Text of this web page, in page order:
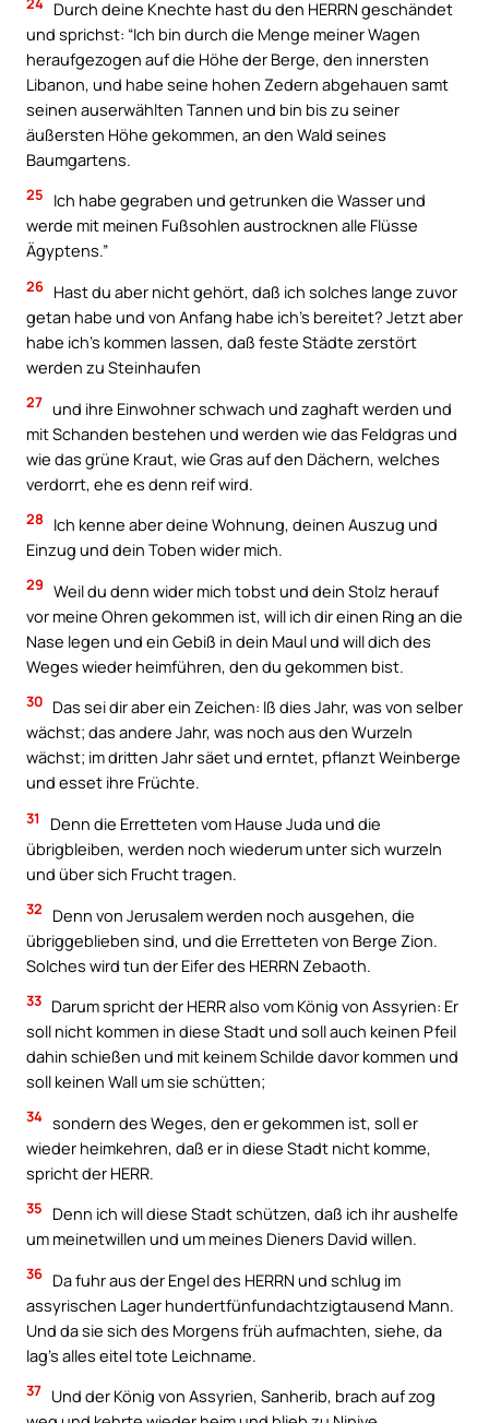
Durch deine Knechte hast du den HERRN geschändet
und sprichst: “Ich bin durch die Menge meiner Wagen
heraufgezogen auf die Höhe der Berge, den innersten
Libanon, und habe seine hohen Zedern abgehauen samt
seinen auserwählten Tannen und bin bis zu seiner
äußersten Höhe gekommen, an den Wald seines
Baumgartens.
25
Ich habe gegraben und getrunken die Wasser und
werde mit meinen Fußsohlen austrocknen alle Flüsse
Ägyptens.”
26 Hast du aber nicht gehört, daß ich solches lange zuvor
getan habe und von Anfang habe ich’s bereitet? Jetzt aber
habe ich’s kommen lassen, daß feste Städte zerstört
werden zu Steinhaufen
27 und ihre Einwohner schwach und zaghaft werden und
mit Schanden bestehen und werden wie das Feldgras und
wie das grüne Kraut, wie Gras auf den Dächern, welches
verdorrt, ehe es denn reif wird.
28
Ich kenne aber deine Wohnung, deinen Auszug und
Einzug und dein Toben wider mich.
29 Weil du denn wider mich tobst und dein Stolz herauf
vor meine Ohren gekommen ist, will ich dir einen Ring an die
Nase legen und ein Gebiß in dein Maul und will dich des
Weges wieder heimführen, den du gekommen bist.
30 Das sei dir aber ein Zeichen: Iß dies Jahr, was von selber
wächst; das andere Jahr, was noch aus den Wurzeln
wächst; im dritten Jahr säet und erntet, pflanzt Weinberge
und esset ihre Früchte.
31
Denn die Erretteten vom Hause Juda und die
übrigbleiben, werden noch wiederum unter sich wurzeln
und über sich Frucht tragen.
32
Denn von Jerusalem werden noch ausgehen, die
übriggeblieben sind, und die Erretteten von Berge Zion.
Solches wird tun der Eifer des HERRN Zebaoth.
33 Darum spricht der HERR also vom König von Assyrien: Er
soll nicht kommen in diese Stadt und soll auch keinen Pfeil
dahin schießen und mit keinem Schilde davor kommen und
soll keinen Wall um sie schütten;
34 sondern des Weges, den er gekommen ist, soll er
wieder heimkehren, daß er in diese Stadt nicht komme,
spricht der HERR.
35
Denn ich will diese Stadt schützen, daß ich ihr aushelfe
um meinetwillen und um meines Dieners David willen.
36 Da fuhr aus der Engel des HERRN und schlug im
assyrischen Lager hundertfünfundachtzigtausend Mann.
Und da sie sich des Morgens früh aufmachten, siehe, da
lag’s alles eitel tote Leichname.
37 Und der König von Assyrien, Sanherib, brach auf zog